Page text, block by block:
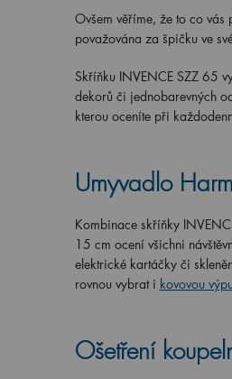
Ovšem věříme, že to co
považována za špičku ve
Skříňku INVENCE SZZ 65
dekorů či jednobarevných
kterou oceníte při
Umyvadlo
Kombinace skříňky
15 cm ocení všichni
elektrické kartáčky či
rovnou vybrat i kovovou
Ošetření